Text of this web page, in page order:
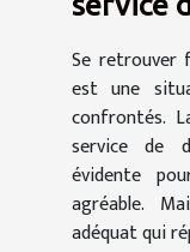
Se retrouver
est une
confrontés.
service de
évidente
agréable.
adéquat qui